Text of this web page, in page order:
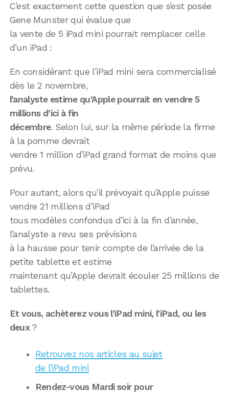
C’est exactement cette question que s’est posée
Gene Munster qui évalue que
la vente de 5 iPad mini pourrait remplacer celle
d’un iPad :
En considérant que l’iPad mini sera commercialisé
dès le 2 novembre,
l’analyste estime qu’Apple pourrait en vendre 5
millions d’ici à fin
décembre. Selon lui, sur la même période la firme
à la pomme devrait
vendre 1 million d’iPad grand format de moins que
prévu.
Pour autant, alors qu’il prévoyait qu’Apple puisse
vendre 21 millions d’iPad
tous modèles confondus d’ici à la fin d’année,
l’analyste a revu ses prévisions
à la hausse pour tenir compte de l’arrivée de la
petite tablette et estime
maintenant qu’Apple devrait écouler 25 millions de
tablettes.
Et vous, achèterez vous l’iPad mini, l’iPad, ou les
deux?
Retrouvez nos articles au sujet
de l’iPad mini
Rendez-vous Mardi soir pour